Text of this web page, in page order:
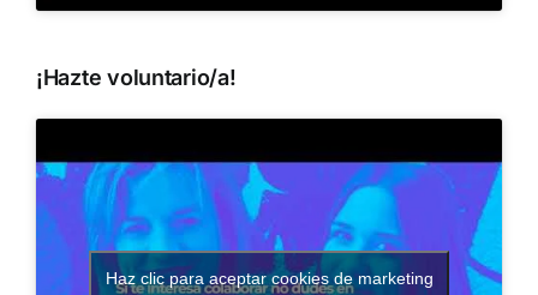
¡Hazte voluntario/a!
Haz clic para aceptar cookies de marketing